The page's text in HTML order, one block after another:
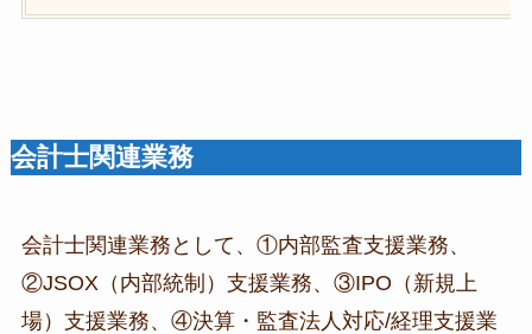
会計士関連業務
会計士関連業務として、①内部監査支援業務、
②JSOX（内部統制）支援業務、③IPO（新規上
場）支援業務、④決算・監査法人対応/経理支援業